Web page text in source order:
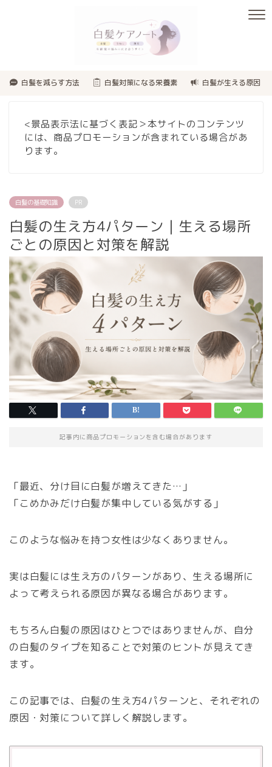
白髪を減らす方法 白髪対策になる栄養素 白髪が生える原因
<景品表示法に基づく表記＞本サイトのコンテンツ
には、商品プロモーションが含まれている場合があ
ります。
白髪の基礎知識 PR
白髪の生え方4パターン｜生える場所
ごとの原因と対策を解説
記事内に商品プロモーションを含む場合があります
「最近、分け目に白髪が増えてきた…」
「こめかみだけ白髪が集中している気がする」
このような悩みを持つ女性は少なくありません。
実は白髪には生え方のパターンがあり、生える場所に
よって考えられる原因が異なる場合があります。
もちろん白髪の原因はひとつではありませんが、自分
の白髪のタイプを知ることで対策のヒントが見えてき
ます。
この記事では、白髪の生え方4パターンと、それぞれの
原因・対策について詳しく解説します。